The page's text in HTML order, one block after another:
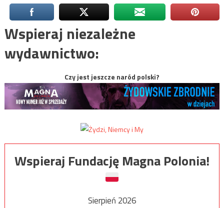
Wspieraj niezależne
wydawnictwo:
Czy jest jeszcze naród polski?
Wspieraj Fundację Magna Polonia!
Sierpień 2026